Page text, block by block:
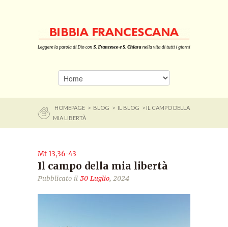
HOMEPAGE > BLOG > IL BLOG
> IL CAMPO DELLA
MIA LIBERTÀ
Mt 13,36-43
Il campo della mia libertà
Pubblicato il 30 Luglio, 2024